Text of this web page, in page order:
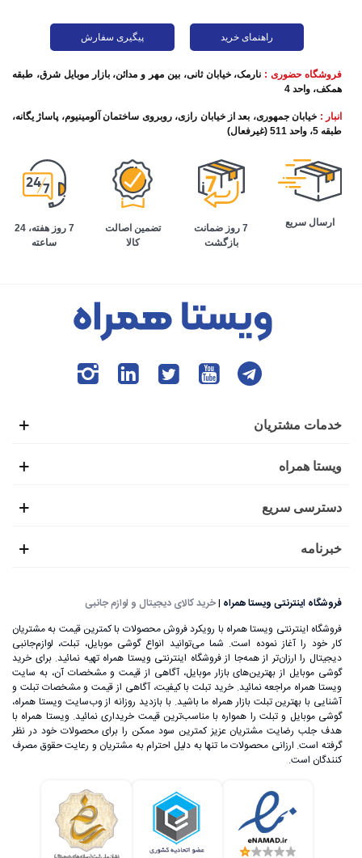
راهنمای خرید پیگیری سفارش
فروشگاه حضوری : نارمک، خیابان ثانی، بین مهر و مدائن، بازار موبایل شرق، طبقه
همکف، واحد 4
انبار : خیابان جمهوری، بعد از خیابان رازی، روبروی ساختمان آلومینیوم، پاساژ یگانه،
طبقه 5، واحد 511 (غیرفعال)
ارسال سریع
7 روز ضمانت
بازگشت
تضمین اصالت
کالا
7 روز هفته، 24
ساعته
خدمات مشتریان
ویستا همراه
دسترسی سریع
خبرنامه
فروشگاه اینترنتی ویستا همراه |خرید کالای دیجیتال و لوازم جانبی
فروشگاه اینترنتی ویستا همراه با رویکرد فروش محصولات با کمترین قیمت به مشتریان
کار خود را آغاز نموده است. شما می‌توانید انواع گوشی موبایل، تبلت، لوازم‌جانبی
دیجیتال را ارزان‌تر از همه‌جا از فروشگاه اینترنتی ویستا همراه تهیه نمائید. برای خرید
گوشی موبایل از بهترین‌های بازار موبایل، آگاهی از قیمت و مشخصات آن، به ‌سایت
ویستا همراه مراجعه نمائید. خرید تبلت با کیفیت، آگاهی از قیمت و مشخصات تبلت و
آشنایی با بهترین تبلت بازار همراه ما باشید. با بازدید روزانه از وب‌سایت ویستا همراه،
گوشی موبایل و تبلت را همواره با مناسب‌ترین قیمت خریداری نمائید. ویستا همراه با
هدف جلب رضایت مشتریان عزیز کمترین سود ممکن را برای محصولات خود در نظر
گرفته است. ارزانی محصولات ما تنها به دلیل احترام به مشتریان و رعایت حقوق مصرف
کنندگان است.